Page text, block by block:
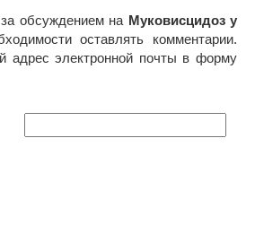
обсуждением на Муковисцидоз у
оставлять комментарии.
адрес электронной почты в форму